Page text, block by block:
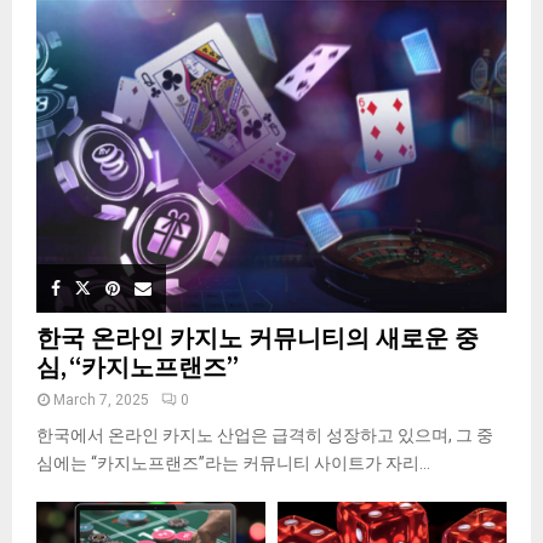
한국 온라인 카지노 커뮤니티의 새로운 중
심, “카지노프랜즈”
March 7, 2025 0
한국에서 온라인 카지노 산업은 급격히 성장하고 있으며, 그 중
심에는 “카지노프랜즈”라는 커뮤니티 사이트가 자리...